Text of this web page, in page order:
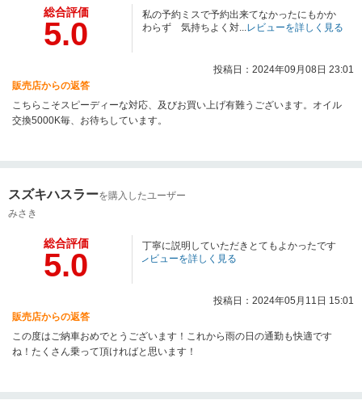
総合評価
5.0
私の予約ミスで予約出来てなかったにもかか
わらず 気持ちよく対...レビューを詳しく見る
投稿日：2024年09月08日 23:01
販売店からの返答
こちらこそスピーディーな対応、及びお買い上げ有難うございます。オイル
交換5000K毎、お待ちしています。
スズキハスラーを購入したユーザー
みさき
総合評価
5.0
丁寧に説明していただきとてもよかったです
レビューを詳しく見る
投稿日：2024年05月11日 15:01
販売店からの返答
この度はご納車おめでとうございます！これから雨の日の通勤も快適です
ね！たくさん乗って頂ければと思います！